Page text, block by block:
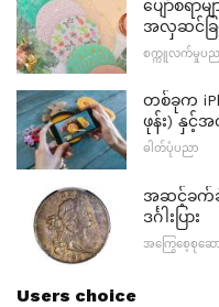
ပျော်စရာ
အလှဆင်ခြင်
စက္ကူလက်မှုပည
တစ်ခုက
ဖုန်း) နှင့်
ဓါတ်ပုံပညာ
အဆင့်ခက်ခဲ
ဒင်္ဂါးပြား
အကြွေစေ့စုဆော
Users choice